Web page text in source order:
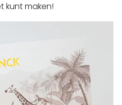
kunt maken!